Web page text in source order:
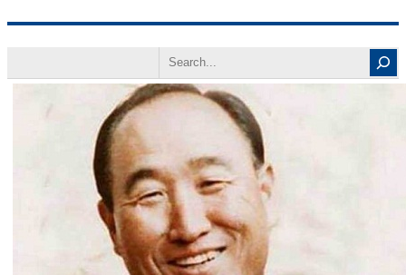
содержимому
Search